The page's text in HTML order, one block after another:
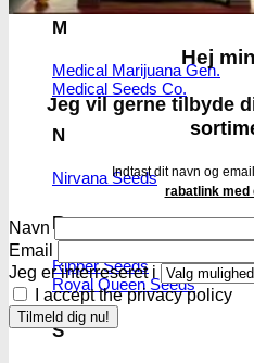
M
Medical Marijuana Gen.
Medical Seeds Co.
N
Nirvana Seeds
R
Ripper Seeds
Royal Queen Seeds
S
Hej
Jeg vil gerne tilbyde
Indtast dit navn og
rabatlink med
Navn
Email
Jeg er interreseret i
I accept the privacy policy